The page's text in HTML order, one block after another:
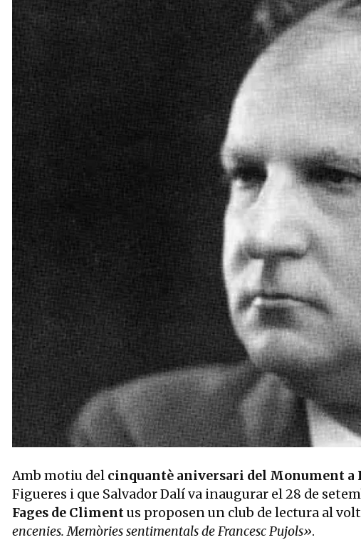
Amb motiu del cinquantè aniversari del Monument a
Figueres i que Salvador Dalí va inaugurar el 28 de
Fages de Climentus proposen un club de lectura al
encenies. Memòries sentimentals de Francesc Pujols».